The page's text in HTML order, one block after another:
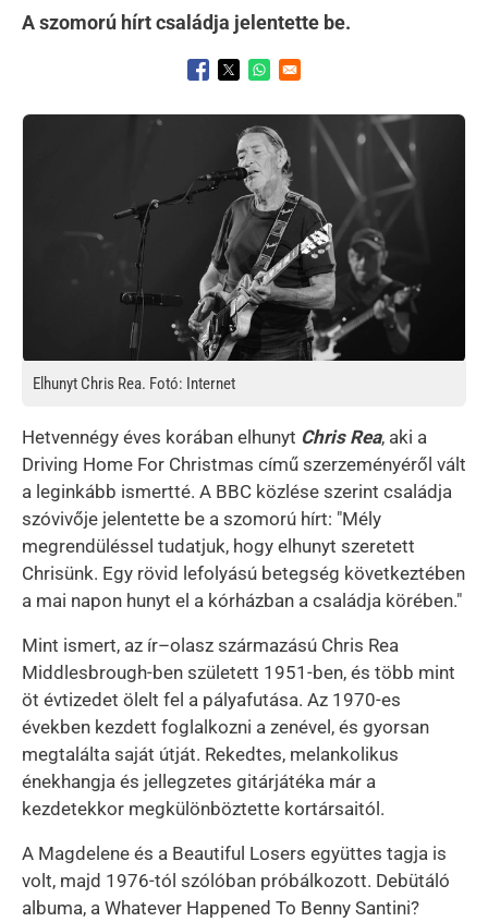
A szomorú hírt családja jelentette be.
Opens in a new window
Opens in a new window
Opens in a new window
Kép
Elhunyt Chris Rea. Fotó: Internet
Hetvennégy éves korában elhunyt Chris Rea, aki a
Driving Home For Christmas című szerzeményéről vált
a leginkább ismertté. A BBC közlése szerint családja
szóvivője jelentette be a szomorú hírt: "Mély
megrendüléssel tudatjuk, hogy elhunyt szeretett
Chrisünk. Egy rövid lefolyású betegség következtében
a mai napon hunyt el a kórházban a családja körében."
Mint ismert, az ír–olasz származású Chris Rea
Middlesbrough-ben született 1951-ben, és több mint
öt évtizedet ölelt fel a pályafutása. Az 1970-es
években kezdett foglalkozni a zenével, és gyorsan
megtalálta saját útját. Rekedtes, melankolikus
énekhangja és jellegzetes gitárjátéka már a
kezdetekkor megkülönböztette kortársaitól.
A Magdelene és a Beautiful Losers együttes tagja is
volt, majd 1976-tól szólóban próbálkozott. Debütáló
albuma, a Whatever Happened To Benny Santini?